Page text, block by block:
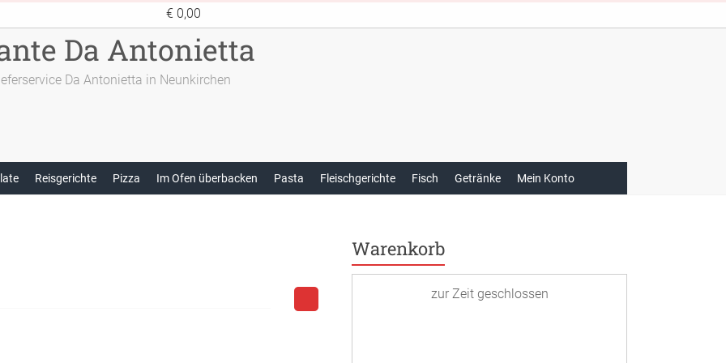
Da Antonietta
Da Antonietta in Neunkirchen
Reisgerichte Pizza Im Ofen überbacken Pasta Fleischgerichte Fisch Getränke Mein Konto
Warenkorb
zur Zeit geschlossen
€ 0,00